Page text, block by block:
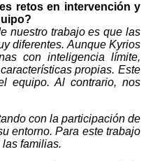
retos en intervención y
nuestro trabajo es que las
diferentes. Aunque Kyrios
con inteligencia límite,
propias. Este
equipo. Al contrario, nos
con la participación de
entorno. Para este trabajo
familias.